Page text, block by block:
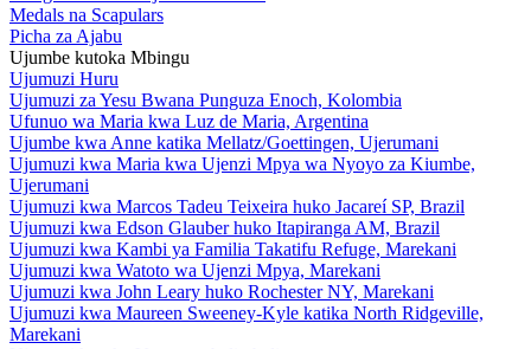
Medals na Scapulars
Picha za Ajabu
Ujumbe kutoka Mbingu
Ujumuzi Huru
Ujumuzi za Yesu Bwana Punguza Enoch, Kolombia
Ufunuo wa Maria kwa Luz de Maria, Argentina
Ujumbe kwa Anne katika Mellatz/Goettingen, Ujerumani
Ujumuzi kwa Maria kwa Ujenzi Mpya wa Nyoyo za Kiumbe,
Ujerumani
Ujumuzi kwa Marcos Tadeu Teixeira huko Jacareí SP, Brazil
Ujumuzi kwa Edson Glauber huko Itapiranga AM, Brazil
Ujumuzi kwa Kambi ya Familia Takatifu Refuge, Marekani
Ujumuzi kwa Watoto wa Ujenzi Mpya, Marekani
Ujumuzi kwa John Leary huko Rochester NY, Marekani
Ujumuzi kwa Maureen Sweeney-Kyle katika North Ridgeville,
Marekani